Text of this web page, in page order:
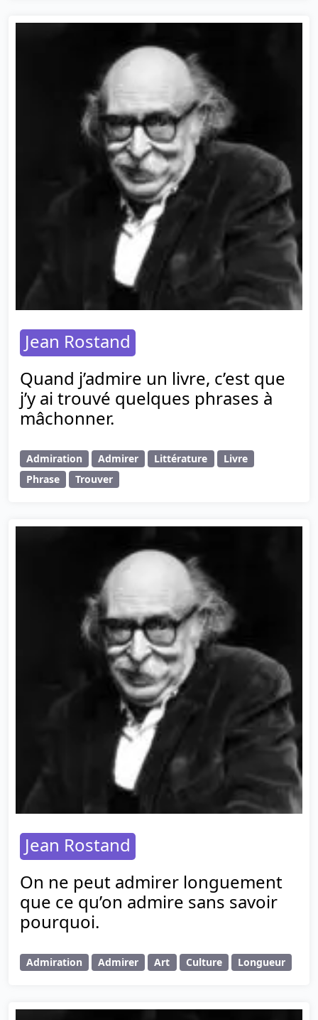
Jean Rostand
Quand j’admire un livre, c’est que
j’y ai trouvé quelques phrases à
mâchonner.
Admiration Admirer Littérature
Livre
Phrase
Trouver
Jean Rostand
On ne peut admirer longuement
que ce qu’on admire sans savoir
pourquoi.
Admiration Admirer Art Culture Longueur